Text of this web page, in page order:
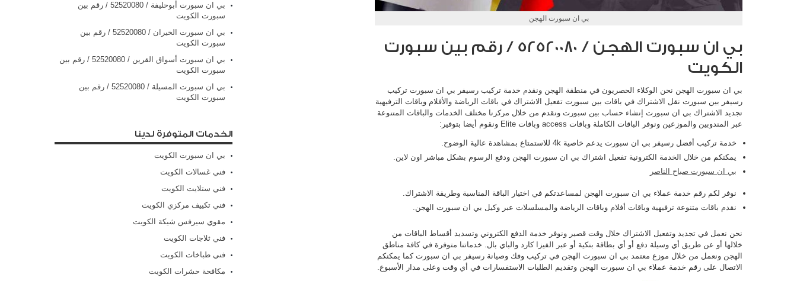
بي ان سبورت الهجن
بي ان سبورت الهجن / 52520080 / رقم بين سبورت
الكويت
بي ان سبورت الهجن نحن الوكلاء الحصريون في منطقة الهجن ونقدم خدمة تركيب رسيفر بي ان سبورت تركيب
رسيفر بين سبورت نقل الاشتراك في باقات بين سبورت تفعيل الاشتراك في باقات الرياضة والأفلام وباقات الترفيهية
تجديد الاشتراك بي ان سبورت إنشاء حساب بين سبورت ونقدم من خلال مركزنا مختلف الخدمات والباقات المتنوعة
عبر المندوبين والموزعين ونوفر الباقات الكاملة وباقات access وباقات Elite ونقوم أيضا بتوفير:
خدمة تركيب أفضل رسيفر بي ان سبورت يدعم خاصية 4k للاستمتاع بمشاهدة عالية الوضوح.
يمكنكم من خلال الخدمة الكترونية تفعيل اشتراك بي ان سبورت الهجن ودفع الرسوم بشكل مباشر اون لاين.
بي ان سبورت صباح الناصر
نوفر لكم رقم خدمة عملاء بي ان سبورت الهجن لمساعدتكم في اختيار الباقة المناسبة وطريقة الاشتراك.
نقدم باقات متنوعة ترفيهية وباقات أفلام وباقات الرياضة والمسلسلات عبر وكيل بي ان سبورت الهجن.
نحن نعمل في تجديد وتفعيل الاشتراك خلال وقت قصير ونوفر خدمة الدفع الكتروني وتسديد أقساط الباقات من
خلالها أو عن طريق أي وسيلة دفع أو أي بطاقة بنكية أو عبر الفيزا كارد والباي بال. خدماتنا متوفرة في كافة مناطق
الهجن ونعمل من خلال موزع معتمد بي ان سبورت الهجن في تركيب وفك وصيانة رسيفر بي ان سبورت كما يمكنكم
الاتصال على رقم خدمة عملاء بي ان سبورت الهجن وتقديم الطلبات الاستفسارات في أي وقت وعلى مدار الأسبوع.
بي ان سبورت أبوحليفة / 52520080 / رقم بين
سبورت الكويت
بي ان سبورت الخيران / 52520080 / رقم بين
سبورت الكويت
بي ان سبورت أسواق القرين / 52520080 / رقم بين
سبورت الكويت
بي ان سبورت المسيلة / 52520080 / رقم بين
سبورت الكويت
الخدمات المتوفرة لدينا
بي ان سبورت الكويت
فني غسالات الكويت
فني ستلايت الكويت
فني تكييف مركزي الكويت
مقوي سيرفس شيكة الكويت
فني ثلاجات الكويت
فني طباخات الكويت
مكافحة حشرات الكويت